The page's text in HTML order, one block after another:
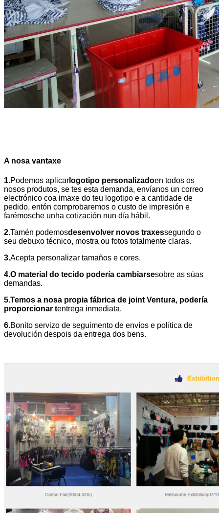
A nosa vantaxe
1.Podemos aplicar logotipo personalizadoen todos os
nosos produtos, se tes esta demanda, envíanos un correo
electrónico coa imaxe do teu logotipo e a cantidade de
pedido, entón comprobaremos o custo de impresión e
farémosche unha cotización nun día hábil.
2.Tamén podemosdesenvolver novos traxessegundo o
seu debuxo técnico, mostra ou fotos totalmente claras.
3.Acepta personalizar tamaños e cores.
4.O material do tecido podería cambiarsesobre as súas
demandas.
5.Temos a nosa propia fábrica de joint Ventura, podería
proporcionar tentrega inmediata.
6.Bonito servizo de seguimento de envíos e política de
devolución despois da entrega dos bens.